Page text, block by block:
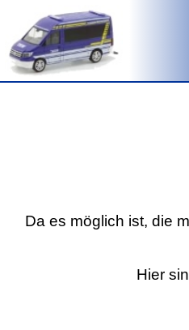
Da es möglich ist, die
Hier